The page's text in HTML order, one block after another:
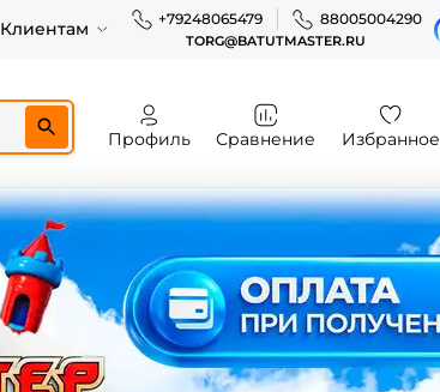
Клиентам +79248065479 88005004290
TORG@BATUTMASTER.RU
Профиль Сравнение Избранное